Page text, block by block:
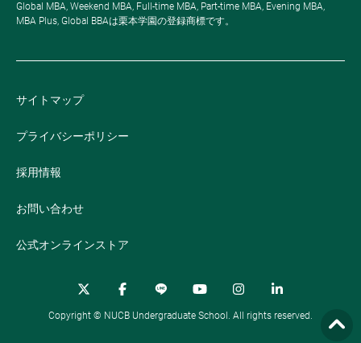
Global MBA, Weekend MBA, Full-time MBA, Part-time MBA, Evening MBA,
MBA Plus, Global BBAは栗本学園の登録商標です。
サイトマップ
プライバシーポリシー
採用情報
お問い合わせ
公式オンラインストア
Copyright © NUCB Undergraduate School. All rights reserved.